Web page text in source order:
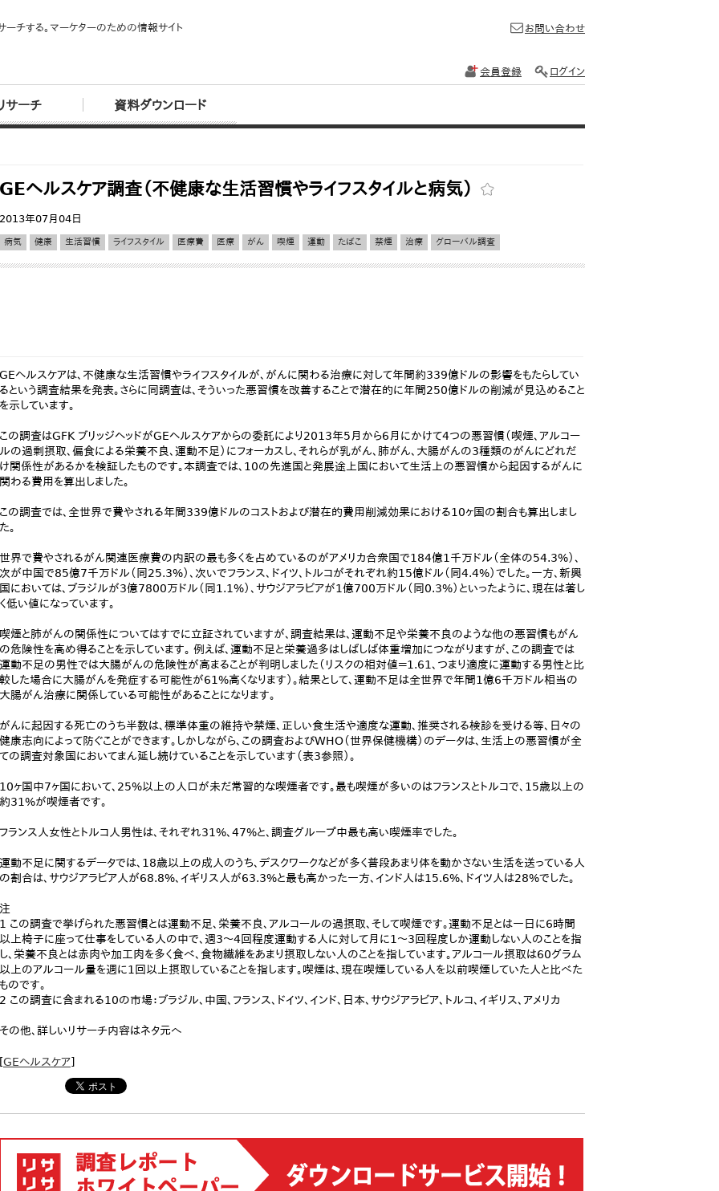
ーチする。マーケターのための情報サイト
サーチ 資料ダウンロード
お問い合わせ
会員登録 ログイン
GEヘルスケア調査（不健康な生活習慣やライフスタイルと病気）
2013年07月04日
病気 健康 生活習慣 ライフスタイル 医療費 医療 がん 喫煙 運動 たばこ 禁煙 治療 グローバル調査
GEヘルスケアは、不健康な生活習慣やライフスタイルが、がんに関わる治療に対して年間約339億ドルの影響をもたらしてい
るという調査結果を発表。さらに同調査は、そういった悪習慣を改善することで潜在的に年間250億ドルの削減が見込めること
を示しています。
この調査はGFK ブリッジヘッドがGEヘルスケアからの委託により2013年5月から6月にかけて4つの悪習慣（喫煙、アルコー
ルの過剰摂取、偏食による栄養不良、運動不足）にフォーカスし、それらが乳がん、肺がん、大腸がんの3種類のがんにどれだ
け関係性があるかを検証したものです。本調査では、10の先進国と発展途上国において生活上の悪習慣から起因するがんに
関わる費用を算出しました。
この調査では、全世界で費やされる年間339億ドルのコストおよび潜在的費用削減効果における10ヶ国の割合も算出しまし
た。
世界で費やされるがん関連医療費の内訳の最も多くを占めているのがアメリカ合衆国で184億1千万ドル（全体の54.3%）、
次が中国で85億7千万ドル（同25.3%）、次いでフランス、ドイツ、トルコがそれぞれ約15億ドル（同4.4%）でした。一方、新興
国においては、ブラジルが3億7800万ドル（同1.1%）、サウジアラビアが1億700万ドル（同0.3%）といったように、現在は著し
く低い値になっています。
喫煙と肺がんの関係性についてはすでに立証されていますが、調査結果は、運動不足や栄養不良のような他の悪習慣もがん
の危険性を高め得ることを示しています。 例えば、運動不足と栄養過多はしばしば体重増加につながりますが、この調査では
運動不足の男性では大腸がんの危険性が高まることが判明しました（リスクの相対値＝1.61、つまり適度に運動する男性と比
較した場合に大腸がんを発症する可能性が61%高くなります）。結果として、運動不足は全世界で年間1億6千万ドル相当の
大腸がん治療に関係している可能性があることになります。
がんに起因する死亡のうち半数は、標準体重の維持や禁煙、正しい食生活や適度な運動、推奨される検診を受ける等、日々の
健康志向によって防ぐことができます。しかしながら、この調査およびWHO（世界保健機構）のデータは、生活上の悪習慣が全
ての調査対象国においてまん延し続けていることを示しています（表3参照）。
10ヶ国中7ヶ国において、25%以上の人口が未だ常習的な喫煙者です。最も喫煙が多いのはフランスとトルコで、15歳以上の
約31%が喫煙者です。
フランス人女性とトルコ人男性は、それぞれ31%、47%と、調査グループ中最も高い喫煙率でした。
運動不足に関するデータでは、18歳以上の成人のうち、デスクワークなどが多く普段あまり体を動かさない生活を送っている人
の割合は、サウジアラビア人が68.8%、イギリス人が63.3%と最も高かった一方、インド人は15.6%、ドイツ人は28%でした。
注
1 この調査で挙げられた悪習慣とは運動不足、栄養不良、アルコールの過摂取、そして喫煙です。運動不足とは一日に6時間
以上椅子に座って仕事をしている人の中で、週3～4回程度運動する人に対して月に1～3回程度しか運動しない人のことを指
し、栄養不良とは赤肉や加工肉を多く食べ、食物繊維をあまり摂取しない人のことを指しています。アルコール摂取は60グラム
以上のアルコール量を週に1回以上摂取していることを指します。喫煙は、現在喫煙している人を以前喫煙していた人と比べた
ものです。
2 この調査に含まれる10の市場：ブラジル、中国、フランス、ドイツ、インド、日本、サウジアラビア、トルコ、イギリス、アメリカ
その他、詳しいリサーチ内容はネタ元へ
[GEヘルスケア]